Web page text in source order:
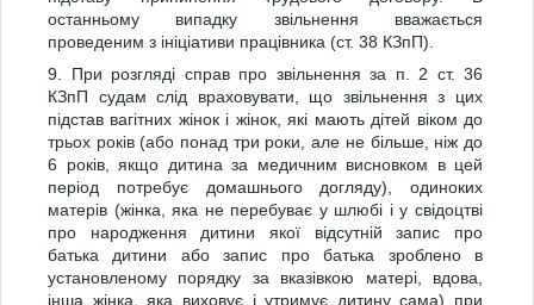
останньому випадку звільнення вважається
проведеним з ініціативи працівника (ст. 38 КЗпП).
9. При розгляді справ про звільнення за п. 2 ст. 36
КЗпП судам слід враховувати, що звільнення з цих
підстав вагітних жінок і жінок, які мають дітей віком до
трьох років (або понад три роки, але не більше, ніж до
6 років, якщо дитина за медичним висновком в цей
період потребує домашнього догляду), одиноких
матерів (жінка, яка не перебуває у шлюбі і у свідоцтві
про народження дитини якої відсутній запис про
батька дитини або запис про батька зроблено в
установленому порядку за вказівкою матері, вдова,
інша жінка, яка виховує і утримує дитину сама) при